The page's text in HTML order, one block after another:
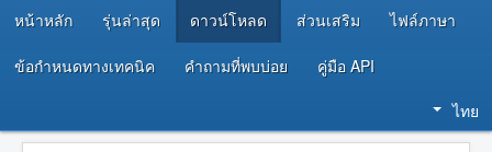
ทรัพยากรสำหรับนักพัฒนา
หน้าหลัก รุ่นล่าสุด ดาวน์โหลด ส่วนเสริม ไฟล์ภาษา
ข้อกำหนดทางเทคนิค คำถามที่พบบ่อย คู่มือ API
ไทย